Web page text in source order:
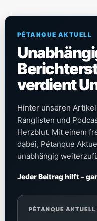
PÉTANQUE AKTUELL
verdient
Hinter unseren
Ranglisten und
Herzblut. Mit einem
dabei, Pétanque
unabhängig
Jeder Beitrag hilft –
PÉTANQUE AKTUELL